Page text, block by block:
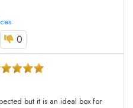
0
but it is an ideal box for